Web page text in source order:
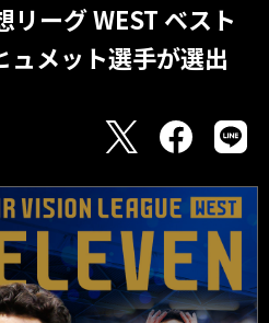
ーグ WEST ベスト
ュメット選手が選出